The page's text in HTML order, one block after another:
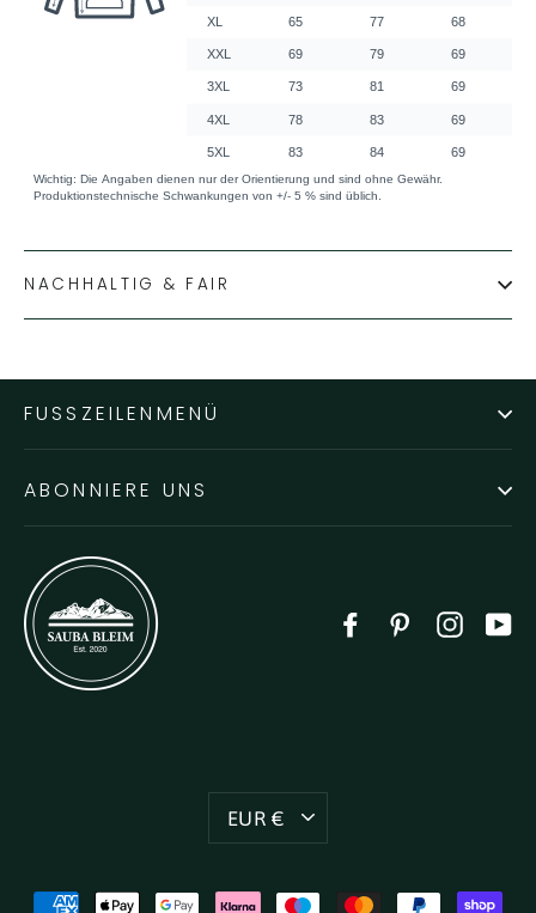
NACHHALTIG & FAIR
FUSSZEILENMENÜ
ABONNIERE UNS
FacebookPinterest
Währung
EUR €